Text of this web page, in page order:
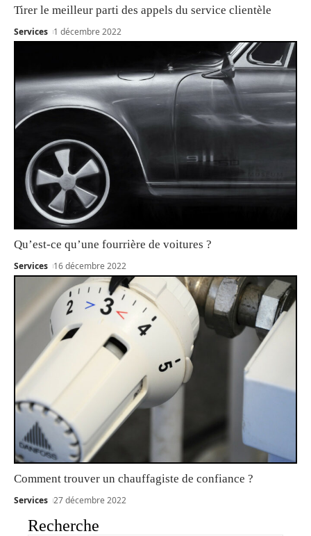
Tirer le meilleur parti des appels du service clientèle
Services 1 décembre 2022
Qu’est-ce qu’une fourrière de voitures ?
Services 16 décembre 2022
Comment trouver un chauffagiste de confiance ?
Services 27 décembre 2022
Recherche